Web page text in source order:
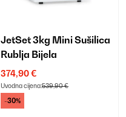
JetSet 3kg Mini Sušilica
Rublja Bijela
374,90 €
Uvodna cijena:539,90 €
-30%